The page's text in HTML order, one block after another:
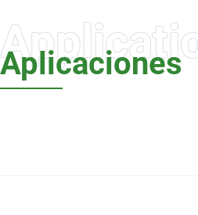
Aplicaciones